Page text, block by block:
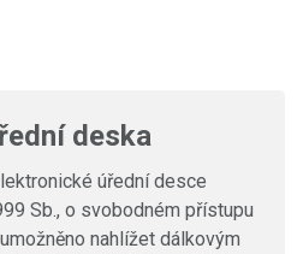
deska
úřední desce
Sb., o svobodném přístupu
nahlížet dálkovým